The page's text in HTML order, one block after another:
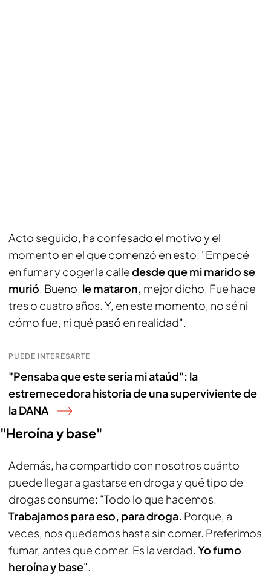
Acto seguido, ha confesado el motivo y el
momento en el que comenzó en esto: "Empecé
en fumar y coger la calledesde que mi marido se
murió. Bueno, le mataron, mejor dicho. Fue hace
tres o cuatro años. Y, en este momento, no sé ni
cómo fue, ni qué pasó en realidad".
PUEDE INTERESARTE
"Pensaba que este sería mi ataúd": la
estremecedora historia de una superviviente de
la DANA
"Heroína y base"
Además, ha compartido con nosotros cuánto
puede llegar a gastarse en droga y qué tipo de
drogas consume: "Todo lo que hacemos.
Trabajamos para eso, para droga. Porque, a
veces, nos quedamos hasta sin comer. Preferimos
fumar, antes que comer. Es la verdad. Yo fumo
heroína y base".